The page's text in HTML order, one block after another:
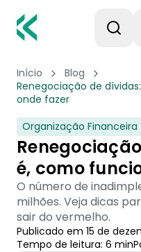
Início
Blog
Renegociação de
onde fazer
Organização Financeira
é, como
O número de
milhões. Veja dicas
sair do vermelho.
Publicado em 15 de
Tempo de leitura: 6 min